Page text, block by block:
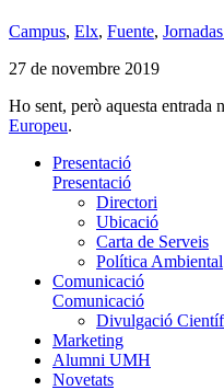
Campus, Elx, Fuente,
27 de novembre 2019
Ho sent, però aquesta entrada
Europeu.
Presentació
Presentació
Directori
Ubicació
Carta de Serveis
Política Ambiental
Comunicació
Comunicació
Divulgació
Marketing
Alumni UMH
Novetats